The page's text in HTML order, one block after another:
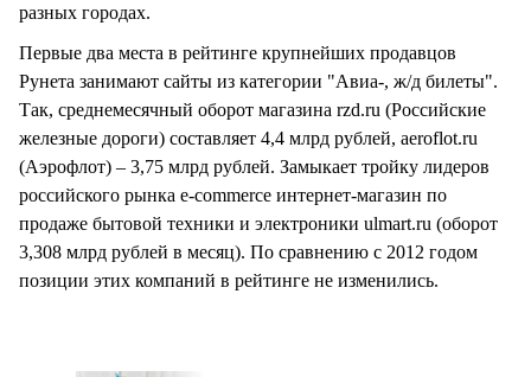
разных городах.
Первые два места в рейтинге крупнейших продавцов
Рунета занимают сайты из категории "Авиа-, ж/д билеты".
Так, среднемесячный оборот магазина rzd.ru (Российские
железные дороги) составляет 4,4 млрд рублей, aeroflot.ru
(Аэрофлот) – 3,75 млрд рублей. Замыкает тройку лидеров
российского рынка e-commerce интернет-магазин по
продаже бытовой техники и электроники ulmart.ru (оборот
3,308 млрд рублей в месяц). По сравнению с 2012 годом
позиции этих компаний в рейтинге не изменились.